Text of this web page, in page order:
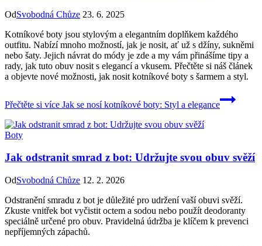
OdSvobodná Chůze 23. 6. 2025
Kotníkové boty jsou stylovým a elegantním doplňkem každého
outfitu. Nabízí mnoho možností, jak je nosit, ať už s džíny, sukněmi
nebo šaty. Jejich návrat do módy je zde a my vám přinášíme tipy a
rady, jak tuto obuv nosit s elegancí a vkusem. Přečtěte si náš článek
a objevte nové možnosti, jak nosit kotníkové boty s šarmem a styl.
Přečtěte si více Jak se nosí kotníkové boty: Styl a elegance
Boty
Jak odstranit smrad z bot: Udržujte svou obuv svěží
OdSvobodná Chůze 12. 2. 2026
Odstranění smradu z bot je důležité pro udržení vaší obuvi svěží.
Zkuste vnitřek bot vyčistit octem a sodou nebo použít deodoranty
speciálně určené pro obuv. Pravidelná údržba je klíčem k prevenci
nepříjemných zápachů.